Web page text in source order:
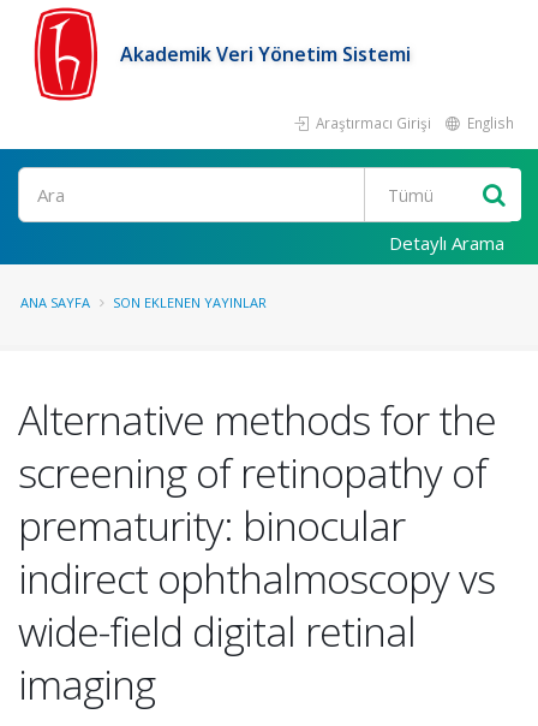
Akademik Veri Yönetim Sistemi
Araştırmacı Girişi English
Ara
Detaylı Arama
ANA SAYFA SON EKLENEN YAYINLAR
Alternative methods for the
screening of retinopathy of
prematurity: binocular
indirect ophthalmoscopy vs
wide-field digital retinal
imaging